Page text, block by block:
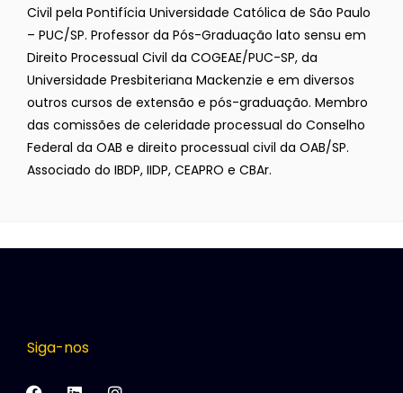
Civil pela Pontifícia Universidade Católica de São Paulo
– PUC/SP. Professor da Pós-Graduação lato sensu em
Direito Processual Civil da COGEAE/PUC-SP, da
Universidade Presbiteriana Mackenzie e em diversos
outros cursos de extensão e pós-graduação. Membro
das comissões de celeridade processual do Conselho
Federal da OAB e direito processual civil da OAB/SP.
Associado do IBDP, IIDP, CEAPRO e CBAr.
Siga-nos